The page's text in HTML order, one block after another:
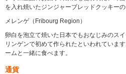
を入れ焼いたジンジャーブレッドクッキーの
メレンゲ（Fribourg Region）
卵白を泡立て焼いた日本でもおなじみのス
リンゲンで初めて作られたといわれていま
ームと一緒に食べます。
通貨